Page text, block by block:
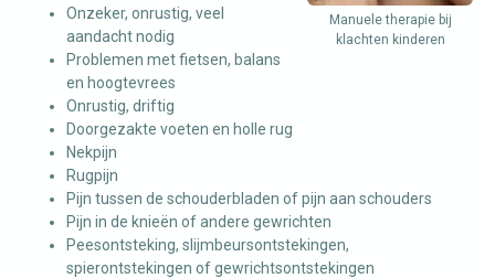
Manuele therapie bij
klachten kinderen
Onzeker, onrustig, veel
aandacht nodig
Problemen met fietsen, balans
en hoogtevrees
Onrustig, driftig
Doorgezakte voeten en holle rug
Nekpijn
Rugpijn
Pijn tussen de schouderbladen of pijn aan schouders
Pijn in de knieën of andere gewrichten
Peesontsteking, slijmbeursontstekingen,
spierontstekingen of gewrichtsontstekingen